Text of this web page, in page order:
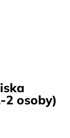
2 osoby)